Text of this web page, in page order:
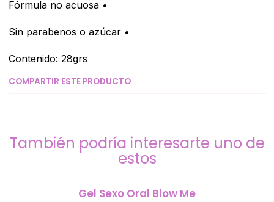
Fórmula no acuosa •
Sin parabenos o azúcar •
Contenido: 28grs
COMPARTIR ESTE PRODUCTO
También podría interesarte uno de
estos
Gel Sexo Oral Blow Me